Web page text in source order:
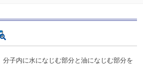
分子内に水になじむ部分と油になじむ部分を